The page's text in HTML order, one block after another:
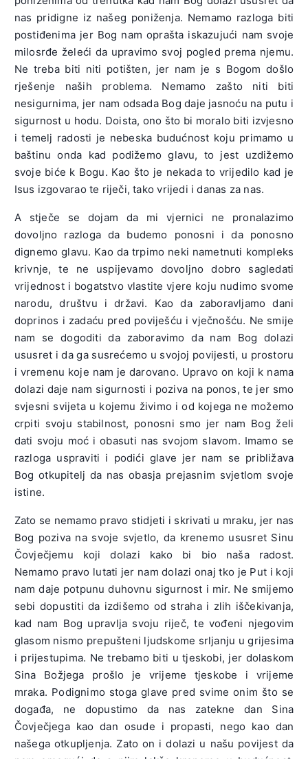
nas pridigne iz našeg poniženja. Nemamo razloga biti
postiđenima jer Bog nam oprašta iskazujući nam svoje
milosrđe želeći da upravimo svoj pogled prema njemu.
Ne treba biti niti potišten, jer nam je s Bogom došlo
rješenje naših problema. Nemamo zašto niti biti
nesigurnima, jer nam odsada Bog daje jasnoću na putu i
sigurnost u hodu. Doista, ono što bi moralo biti izvjesno
i temelj radosti je nebeska budućnost koju primamo u
baštinu onda kad podižemo glavu, to jest uzdižemo
svoje biće k Bogu. Kao što je nekada to vrijedilo kad je
Isus izgovarao te riječi, tako vrijedi i danas za nas.
A stječe se dojam da mi vjernici ne pronalazimo
dovoljno razloga da budemo ponosni i da ponosno
dignemo glavu. Kao da trpimo neki nametnuti kompleks
krivnje, te ne uspijevamo dovoljno dobro sagledati
vrijednost i bogatstvo vlastite vjere koju nudimo svome
narodu, društvu i državi. Kao da zaboravljamo dani
doprinos i zadaću pred poviješću i vječnošću. Ne smije
nam se dogoditi da zaboravimo da nam Bog dolazi
ususret i da ga susrećemo u svojoj povijesti, u prostoru
i vremenu koje nam je darovano. Upravo on koji k nama
dolazi daje nam sigurnosti i poziva na ponos, te jer smo
svjesni svijeta u kojemu živimo i od kojega ne možemo
crpiti svoju stabilnost, ponosni smo jer nam Bog želi
dati svoju moć i obasuti nas svojom slavom. Imamo se
razloga uspraviti i podići glave jer nam se približava
Bog otkupitelj da nas obasja prejasnim svjetlom svoje
istine.
Zato se nemamo pravo stidjeti i skrivati u mraku, jer nas
Bog poziva na svoje svjetlo, da krenemo ususret Sinu
Čovječjemu koji dolazi kako bi bio naša radost.
Nemamo pravo lutati jer nam dolazi onaj tko je Put i koji
nam daje potpunu duhovnu sigurnost i mir. Ne smijemo
sebi dopustiti da izdišemo od straha i zlih iščekivanja,
kad nam Bog upravlja svoju riječ, te vođeni njegovim
glasom nismo prepušteni ljudskome srljanju u grijesima
i prijestupima. Ne trebamo biti u tjeskobi, jer dolaskom
Sina Božjega prošlo je vrijeme tjeskobe i vrijeme
mraka. Podignimo stoga glave pred svime onim što se
događa, ne dopustimo da nas zatekne dan Sina
Čovječjega kao dan osude i propasti, nego kao dan
našega otkupljenja. Zato on i dolazi u našu povijest da